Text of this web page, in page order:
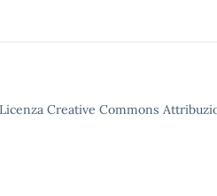
Creative Commons